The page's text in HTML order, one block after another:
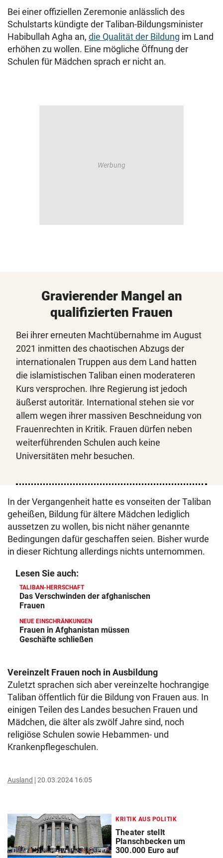
Bei einer offiziellen Zeremonie anlässlich des
Schulstarts kündigte der Taliban-Bildungsminister
Habibullah Agha an, die Qualität der Bildung im Land
erhöhen zu wollen. Eine mögliche Öffnung der
Schulen für Mädchen sprach er nicht an.
Gravierender Mangel an
qualifizierten Frauen
Bei ihrer erneuten Machtübernahme im August
2021 inmitten des chaotischen Abzugs der
internationalen Truppen aus dem Land hatten
die islamistischen Taliban einen moderateren
Kurs versprochen. Ihre Regierung ist jedoch
äußerst autoritär. International stehen sie vor
allem wegen ihrer massiven Beschneidung von
Frauenrechten in Kritik. Frauen dürfen neben
weiterführenden Schulen auch keine
Universitäten mehr besuchen.
In der Vergangenheit hatte es vonseiten der Taliban
geheißen, Bildung für ältere Mädchen lediglich
aussetzen zu wollen, bis nicht näher genannte
Bedingungen dafür geschaffen seien. Bisher wurde
in dieser Richtung allerdings nichts unternommen.
Lesen Sie auch:
TALIBAN-HERRSCHAFT
Das Verschwinden der afghanischen
Frauen
NEUE EINSCHRÄNKUNGEN
Frauen in Afghanistan müssen
Geschäfte schließen
Vereinzelt Frauen noch in Ausbildung
Zuletzt sprachen sich aber vereinzelte hochrangige
Taliban öffentlich für die Bildung von Frauen aus. In
einigen Teilen des Landes besuchen Frauen und
Mädchen, die älter als zwölf Jahre sind, noch
religiöse Schulen sowie Hebammen- und
Krankenpflegeschulen.
Ausland 20.03.2024 16:05
KRITIK AUS POLITIK
Theater stellt
Planschbecken um
300.000 Euro auf